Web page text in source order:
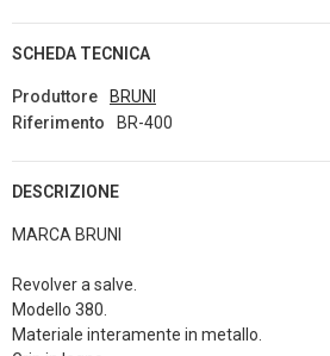
SCHEDA TECNICA
Produttore
BRUNI
Riferimento
BR-400
DESCRIZIONE
MARCA BRUNI
Revolver a salve.
Modello 380.
Materiale interamente in metallo.